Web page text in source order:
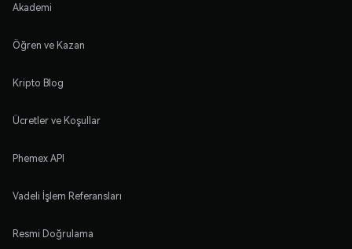
Akademi
Öğren ve Kazan
Kripto Blog
Ücretler ve Koşullar
Phemex API
Vadeli İşlem Referansları
Resmi Doğrulama